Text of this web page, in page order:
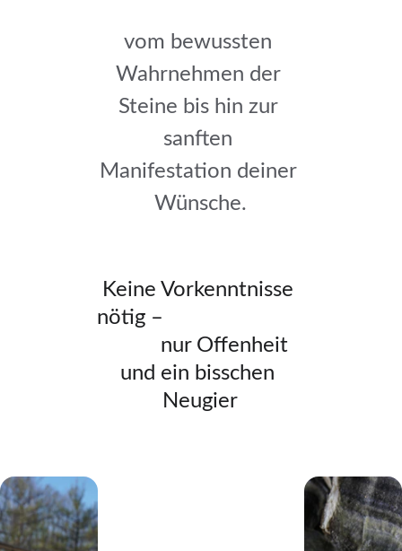
vom bewussten
Wahrnehmen der
Steine bis hin zur
sanften
Manifestation deiner
Wünsche.
Keine Vorkenntnisse
nötig –
          nur Offenheit
und ein bisschen
Neugier